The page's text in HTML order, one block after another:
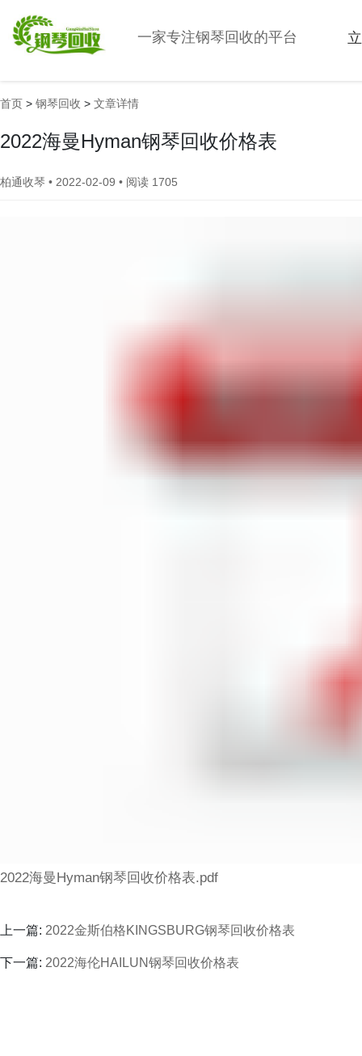
一家专注钢琴回收的平台
首页 > 钢琴回收 > 文章详情
2022海曼Hyman钢琴回收价格表
柏通收琴 • 2022-02-09 • 阅读 1705
2022海曼Hyman钢琴回收价格表.pdf
上一篇: 2022金斯伯格KINGSBURG钢琴回收价格表
下一篇: 2022海伦HAILUN钢琴回收价格表